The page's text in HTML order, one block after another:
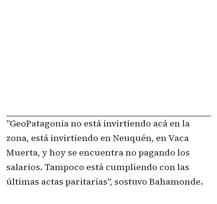
"GeoPatagonia no está invirtiendo acá en la
zona, está invirtiendo en Neuquén, en Vaca
Muerta, y hoy se encuentra no pagando los
salarios. Tampoco está cumpliendo con las
últimas actas paritarias", sostuvo Bahamonde.